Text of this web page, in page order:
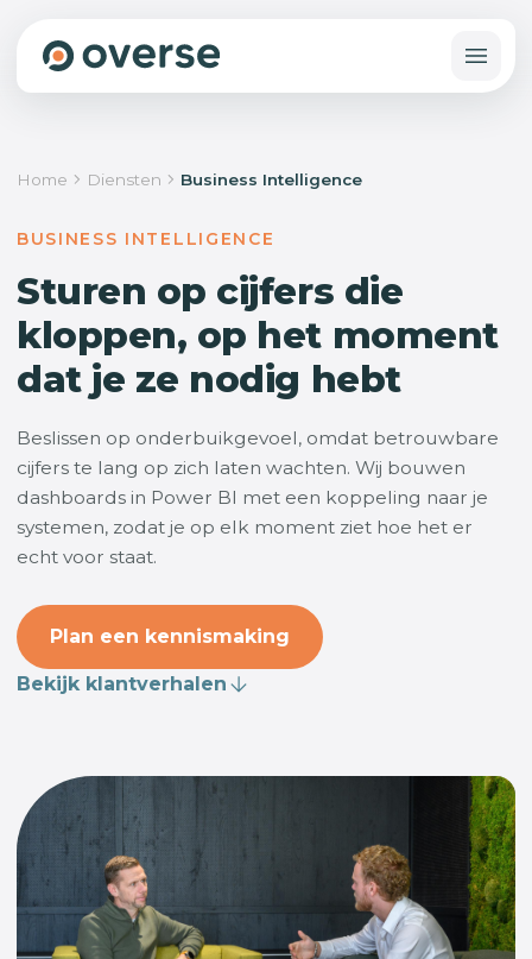
Home Diensten Business Intelligence
BUSINESS INTELLIGENCE
Sturen op cijfers die
kloppen, op het moment
dat je ze nodig hebt
Beslissen op onderbuikgevoel, omdat betrouwbare
cijfers te lang op zich laten wachten. Wij bouwen
dashboards in Power BI met een koppeling naar je
systemen, zodat je op elk moment ziet hoe het er
echt voor staat.
Plan een kennismaking
Bekijk klantverhalen